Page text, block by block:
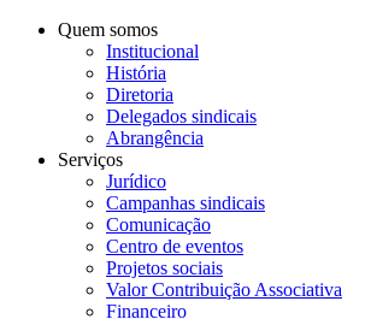
Quem somos
Institucional
História
Diretoria
Delegados sindicais
Abrangência
Serviços
Jurídico
Campanhas sindicais
Comunicação
Centro de eventos
Projetos sociais
Valor Contribuição Associativa
Financeiro